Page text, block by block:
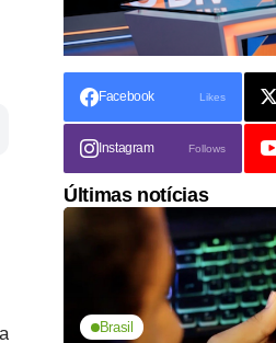
Facebook Likes
Instagram Follows
Últimas notícias
Brasil